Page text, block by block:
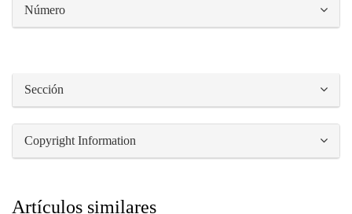
Número
Sección
Copyright Information
Artículos similares